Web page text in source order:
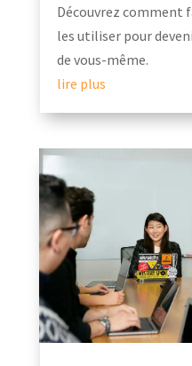
Découvrez comment
les utiliser pour
de vous-même.
lire plus